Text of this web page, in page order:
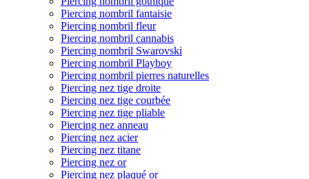
Piercing nombril fantaisie
Piercing nombril fleur
Piercing nombril cannabis
Piercing nombril Swarovski
Piercing nombril Playboy
Piercing nombril pierres naturelles
Piercing nez tige droite
Piercing nez tige courbée
Piercing nez tige pliable
Piercing nez anneau
Piercing nez acier
Piercing nez titane
Piercing nez or
Piercing nez plaqué or